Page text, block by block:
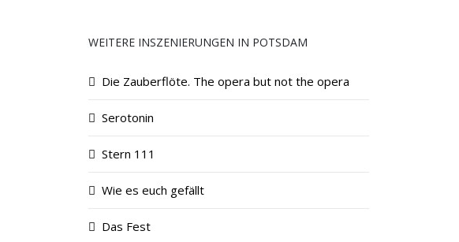
WEITERE INSZENIERUNGEN IN POTSDAM
Die Zauberflöte. The opera but not the opera
Serotonin
Stern 111
Wie es euch gefällt
Das Fest